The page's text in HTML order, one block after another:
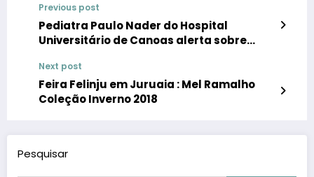
Previous post
Pediatra Paulo Nader do Hospital
Universitário de Canoas alerta sobre
Next post
Feira Felinju em Juruaia : Mel Ramalho
Coleção Inverno 2018
Pesquisar